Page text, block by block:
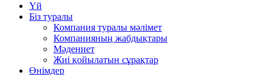
Үй
Біз туралы
Компания туралы мәлімет
Компанияның жабдықтары
Мәдениет
Жиі қойылатын сұрақтар
Өнімдер